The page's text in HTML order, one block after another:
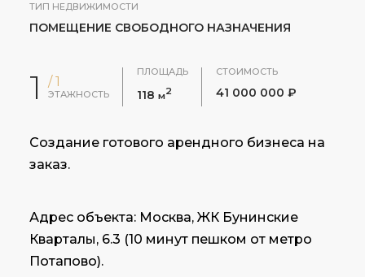
ТИП НЕДВИЖИМОСТИ
ПОМЕЩЕНИЕ СВОБОДНОГО НАЗНАЧЕНИЯ
1 / 1
ЭТАЖНОСТЬ
ПЛОЩАДЬ
118 м2
СТОИМОСТЬ
41 000 000 ₽
Создание готового арендного бизнеса на
заказ.
Адрес объекта: Москва, ЖК Бунинские
Кварталы, 6.3 (10 минут пешком от метро
Потапово).